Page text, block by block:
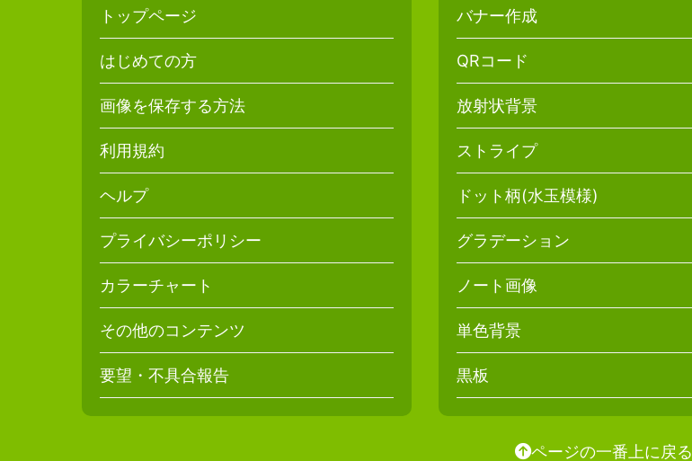
トップページ
はじめての方
画像を保存する方法
利用規約
ヘルプ
プライバシーポリシー
カラーチャート
その他のコンテンツ
要望・不具合報告
バナー作成
QRコード
放射状背景
ストライプ
ドット柄(水玉模様)
グラデーション
ノート画像
単色背景
黒板
ページの一番上に戻る